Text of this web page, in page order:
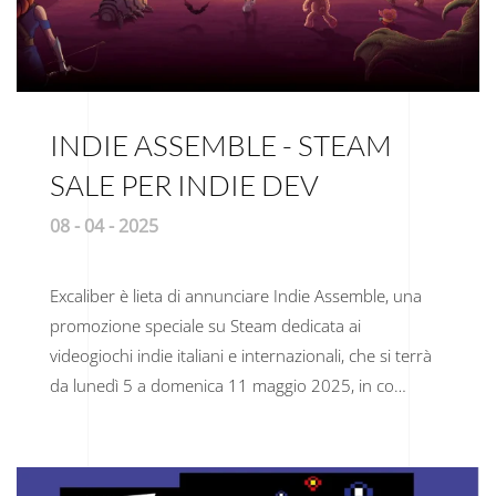
INDIE ASSEMBLE - STEAM
SALE PER INDIE DEV
08 - 04 - 2025
Excaliber è lieta di annunciare Indie Assemble, una
promozione speciale su Steam dedicata ai
videogiochi indie italiani e internazionali, che si terrà
da lunedì 5 a domenica 11 maggio 2025, in co…